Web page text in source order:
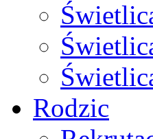
Rodzic